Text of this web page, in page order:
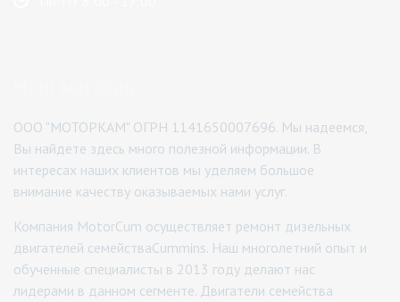
ООО "МОТОРКАМ" ОГРН 1141650007696. Мы надеемся,
Вы найдете здесь много полезной информации. В
интересах наших клиентов мы уделяем большое
внимание качеству оказываемых нами услуг.
Компания MotorCum осуществляет ремонт дизельных
двигателей семействаCummins. Наш многолетний опыт и
обученные специалисты в 2013 году делают нас
лидерами в данном сегменте. Двигатели семейства